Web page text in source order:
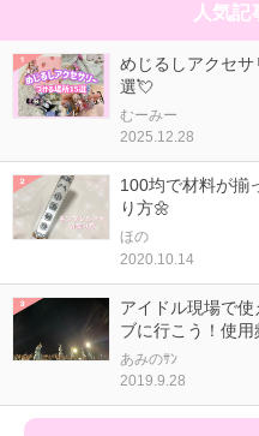
人気
めじるしアクセ
選💘
むーみー
2025.12.28
100均で材料が揃
り方🌼
ほの
2020.10.14
アイドル現場で
ブに行こう！使用
あみのｻﾝ
2019.9.28